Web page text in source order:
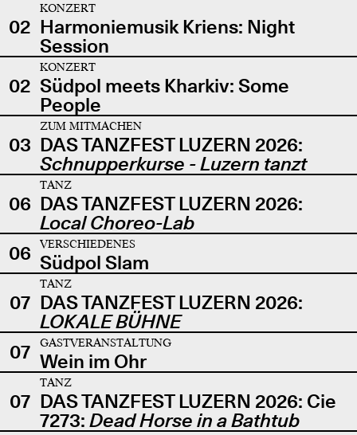
02
KONZERT
Harmoniemusik Kriens: Night
Session
02
KONZERT
Südpol meets Kharkiv: Some
People
03
ZUM MITMACHEN
DAS TANZFEST LUZERN 2026:
Schnupperkurse - Luzern tanzt
06
TANZ
DAS TANZFEST LUZERN 2026:
Local Choreo-Lab
06
VERSCHIEDENES
Südpol Slam
07
TANZ
DAS TANZFEST LUZERN 2026:
LOKALE BÜHNE
07
GASTVERANSTALTUNG
Wein im Ohr
07
TANZ
DAS TANZFEST LUZERN 2026: Cie
7273: Dead Horse in a Bathtub